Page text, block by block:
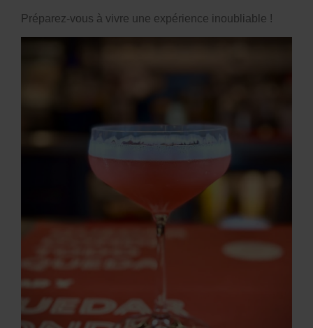
Préparez-vous à vivre une expérience inoubliable !